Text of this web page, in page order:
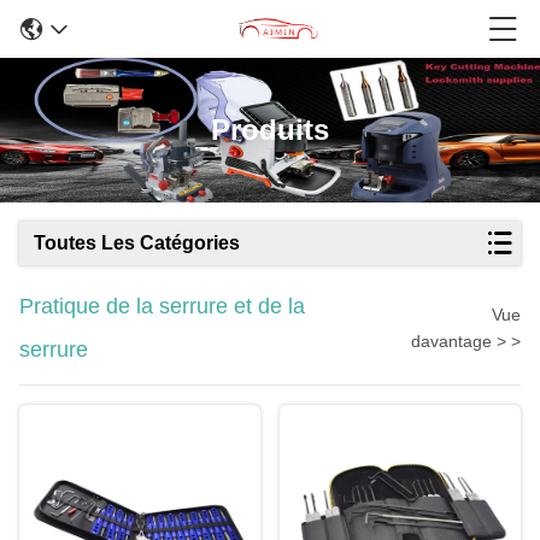
Produits
Toutes Les Catégories
Pratique de la serrure et de la
serrure
Vue
davantage > >